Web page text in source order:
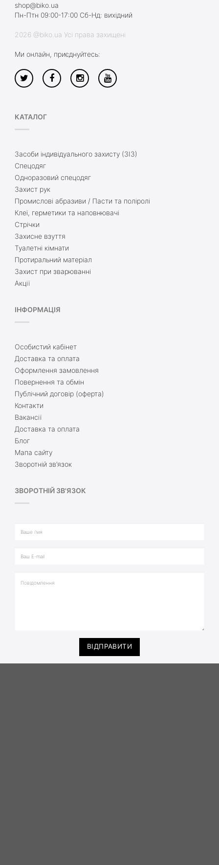
shop@biko.ua
Пн-Птн 09:00-17:00 Сб-Нд: вихідний
2026 @biko.ua Усі права захищені
Ми онлайн, приєднуйтесь:
КАТАЛОГ
Засоби індивідуального захисту (ЗІЗ)
Спецодяг
Одноразовий спецодяг
Захист рук
Промислові абразиви / Пасти та поліролі
Клеї, герметики та наповнювачі
Стрічки
Захисне взуття
Туалетні кімнати
Протиральний матеріал
Захист при зварюванні
Акції
ІНФОРМАЦІЯ
Особистий кабінет
Доставка та оплата
Оформлення замовлення
Повернення та обмін
Публічний договір (оферта)
Контакти
Вакансії
Доставка та оплата
Блог
Мапа сайту
Зворотній зв’язок
ЗВОРОТНІЙ ЗВ'ЯЗОК
ВІДПРАВИТИ